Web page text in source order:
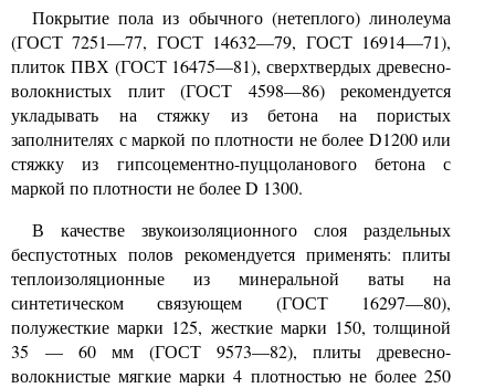
Покрытие пола из обычного (нетеплого) линолеума
(ГОСТ 7251—77, ГОСТ 14632—79, ГОСТ 16914—71),
плиток ПВХ (ГОСТ 16475—81), сверхтвердых древесно-
волокнистых плит (ГОСТ 4598—86) рекомендуется
укладывать на стяжку из бетона на пористых
заполнителях с маркой по плотности не более D1200или
стяжку из гипсоцементно-пуццоланового бетона с
маркой по плотности не более D 1300.
В качестве звукоизоляционного слоя раздельных
беспустотных полов рекомендуется применять: плиты
теплоизоляционные из минеральной ваты на
синтетическом связующем (ГОСТ 16297—80),
полужесткие марки 125, жесткие марки 150, толщиной
35 — 60 мм (ГОСТ 9573—82), плиты древесно-
волокнистые мягкие марки 4 плотностью не более 250